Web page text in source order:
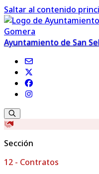
Saltar al contenido
Ayuntamiento de San
Sección
12 - Contratos